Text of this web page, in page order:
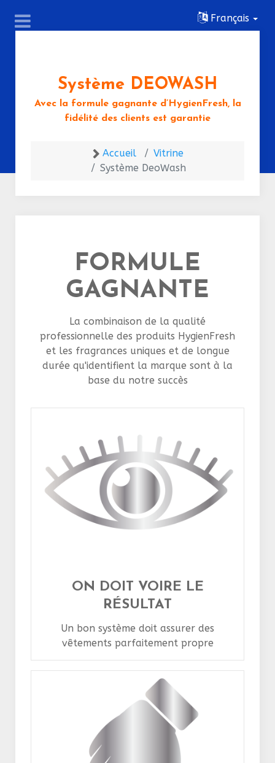
Français
Système DEOWASH
Avec la formule gagnante d’HygienFresh, la
fidélité des clients est garantie
Accueil
Vitrine
Système DeoWash
FORMULE
GAGNANTE
La combinaison de la qualité
professionnelle des produits HygienFresh
et les fragrances uniques et de longue
durée qu'identifient la marque sont à la
base du notre succès
ON DOIT VOIRE LE
RÉSULTAT
Un bon système doit assurer des
vêtements parfaitement propre